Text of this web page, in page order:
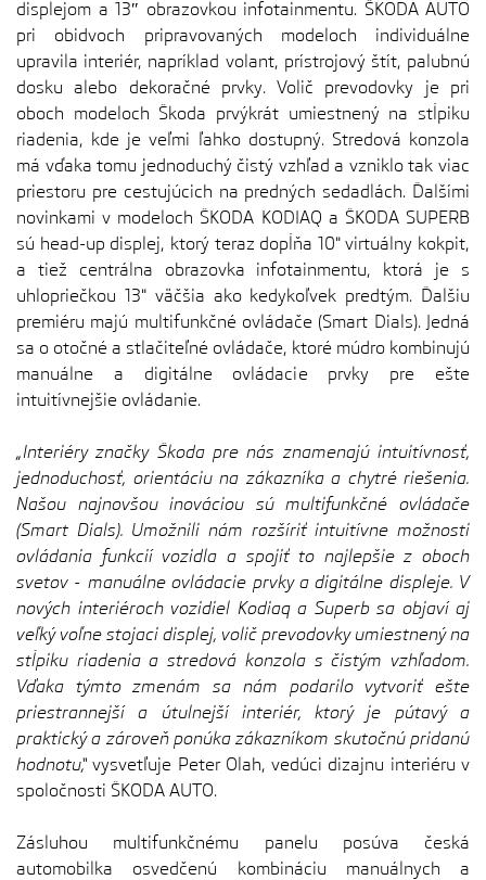
displejom a 13″ obrazovkou infotainmentu. ŠKODA AUTO
pri obidvoch pripravovaných modeloch individuálne
upravila interiér, napríklad volant, prístrojový štít, palubnú
dosku alebo dekoračné prvky. Volič prevodovky je pri
oboch modeloch Škoda prvýkrát umiestnený na stĺpiku
riadenia, kde je veľmi ľahko dostupný. Stredová konzola
má vďaka tomu jednoduchý čistý vzhľad a vzniklo tak viac
priestoru pre cestujúcich na predných sedadlách. Ďalšími
novinkami v modeloch ŠKODA KODIAQ a ŠKODA SUPERB
sú head-up displej, ktorý teraz dopĺňa 10" virtuálny kokpit,
a tiež centrálna obrazovka infotainmentu, ktorá je s
uhlopriečkou 13" väčšia ako kedykoľvek predtým. Ďalšiu
premiéru majú multifunkčné ovládače (Smart Dials). Jedná
sa o otočné a stlačiteľné ovládače, ktoré múdro kombinujú
manuálne a digitálne ovládacie prvky pre ešte
intuitívnejšie ovládanie.
„Interiéry značky Škoda pre nás znamenajú intuitívnosť,
jednoduchosť, orientáciu na zákazníka a chytré riešenia.
Našou najnovšou inováciou sú multifunkčné ovládače
(Smart Dials). Umožnili nám rozšíriť intuitívne možnosti
ovládania funkcií vozidla a spojiť to najlepšie z oboch
svetov - manuálne ovládacie prvky a digitálne displeje. V
nových interiéroch vozidiel Kodiaq a Superb sa objaví aj
veľký voľne stojaci displej, volič prevodovky umiestnený na
stĺpiku riadenia a stredová konzola s čistým vzhľadom.
Vďaka týmto zmenám sa nám podarilo vytvoriť ešte
priestrannejší a útulnejší interiér, ktorý je pútavý a
praktický a zároveň ponúka zákazníkom skutočnú pridanú
hodnotu,“ vysvetľuje Peter Olah, vedúci dizajnu interiéru v
spoločnosti ŠKODA AUTO.
Zásluhou multifunkčnému panelu posúva česká
automobilka osvedčenú kombináciu manuálnych a